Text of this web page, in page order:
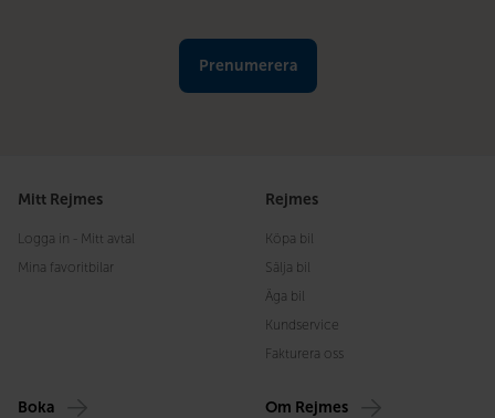
Mitt Rejmes
Logga in - Mitt avtal
Mina favoritbilar
Rejmes
Köpa bil
Sälja bil
Äga bil
Kundservice
Fakturera oss
Boka Om Rejmes